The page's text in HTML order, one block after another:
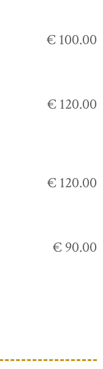
€ 100.00
€ 120.00
€ 120.00
€ 90.00